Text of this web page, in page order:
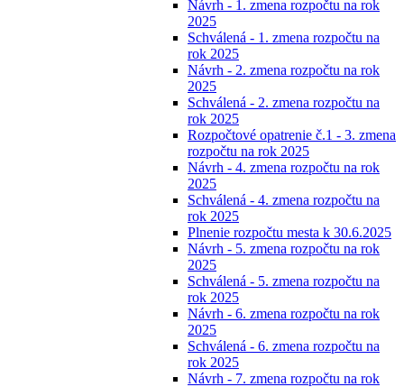
Návrh - 1. zmena rozpočtu na rok
2025
Schválená - 1. zmena rozpočtu na
rok 2025
Návrh - 2. zmena rozpočtu na rok
2025
Schválená - 2. zmena rozpočtu na
rok 2025
Rozpočtové opatrenie č.1 - 3. zmena
rozpočtu na rok 2025
Návrh - 4. zmena rozpočtu na rok
2025
Schválená - 4. zmena rozpočtu na
rok 2025
Plnenie rozpočtu mesta k 30.6.2025
Návrh - 5. zmena rozpočtu na rok
2025
Schválená - 5. zmena rozpočtu na
rok 2025
Návrh - 6. zmena rozpočtu na rok
2025
Schválená - 6. zmena rozpočtu na
rok 2025
Návrh - 7. zmena rozpočtu na rok